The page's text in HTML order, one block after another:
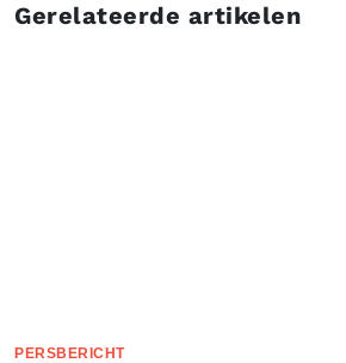
Gerelateerde artikelen
PERSBERICHT